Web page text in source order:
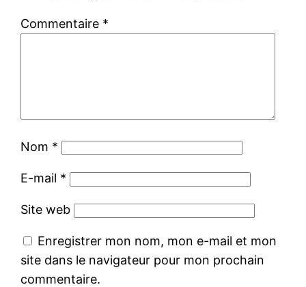
Commentaire *
Nom *
E-mail *
Site web
Enregistrer mon nom, mon e-mail et mon
site dans le navigateur pour mon prochain
commentaire.